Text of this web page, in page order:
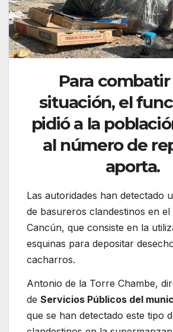
Para
situación, el
pidió a la
al número de
aporta.
Las autoridades han detectado
de basureros clandestinos en
Cancún, que consiste en la
esquinas para depositar
cacharros.
Antonio de la Torre Chambe,
de Servicios Públicos del
que se han detectado este tipo